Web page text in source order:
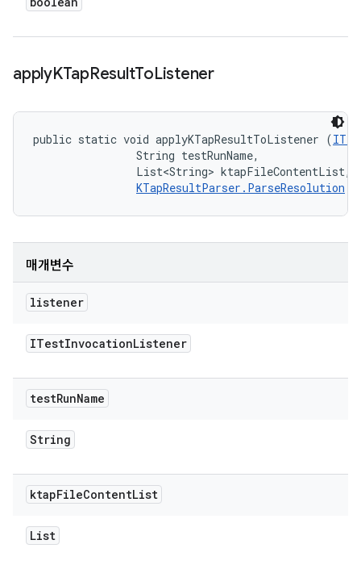
applyKTapResultToListener
public static void applyKTapResultToListener (
                String testRunName,
                List<String> ktapFileContentList,
KTapResultParser.ParseResolution
매개변수
listener
ITestInvocationListener
testRunName
String
ktapFileContentList
List